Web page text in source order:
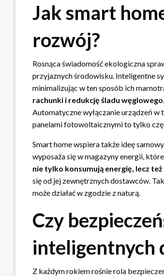
Jak smart
rozwój?
Rosnąca świadomość ekologiczna
przyjaznych środowisku. Inteligentne
minimalizując w ten sposób ich
rachunki i redukcję śladu węglowego
Automatyczne wyłączanie urządzeń
panelami fotowoltaicznymi to tylko
Smart home wspiera także ideę
wyposaża się w magazyny energii,
nie tylko konsumują energię, lecz
się od jej zewnętrznych dostawców.
może działać w zgodzie z naturą.
Czy
inteligentnych
Z każdym rokiem rośnie rola